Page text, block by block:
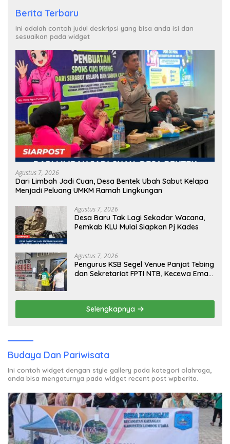
Berita Terbaru
Ini adalah contoh judul deskripsi yang bisa anda isi dan
sesuaikan pada widget
Agustus 7, 2026
Dari Limbah Jadi Cuan, Desa Bentek Ubah Sabut Kelapa
Menjadi Peluang UMKM Ramah Lingkungan
Agustus 7, 2026
Desa Baru Tak Lagi Sekadar Wacana,
Pemkab KLU Mulai Siapkan Pj Kades
Agustus 7, 2026
Pengurus KSB Segel Venue Panjat Tebing
dan Sekretariat FPTI NTB, Kecewa Emas
Selengkapnya
Budaya Dan Pariwisata
Ini contoh widget dengan style gallery pada kategori olahraga,
anda bisa mengaturnya pada widget recent post wpberita.